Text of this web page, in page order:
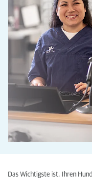
Das Wichtigste ist, Ihren